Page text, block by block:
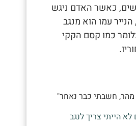
כאשר האדם ניגש
עמו הוא מנגב
כמו קסם הקקי
מהר, חשבתי כבר נאחר"
הייתי צריך לנגב